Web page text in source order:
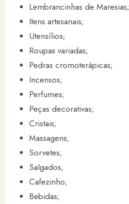
Lembrancinhas de Maresias;
Itens artesanais;
Utensílios;
Roupas variadas;
Pedras cromoterápicas;
Incensos;
Perfumes;
Peças decorativas;
Cristais;
Massagens;
Sorvetes;
Salgados;
Cafezinho;
Bebidas;